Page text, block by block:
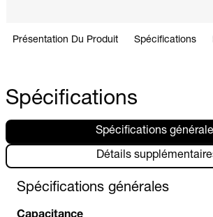
Présentation Du Produit Spécifications
Spécifications
Spécifications
Détails
Spécifications générales